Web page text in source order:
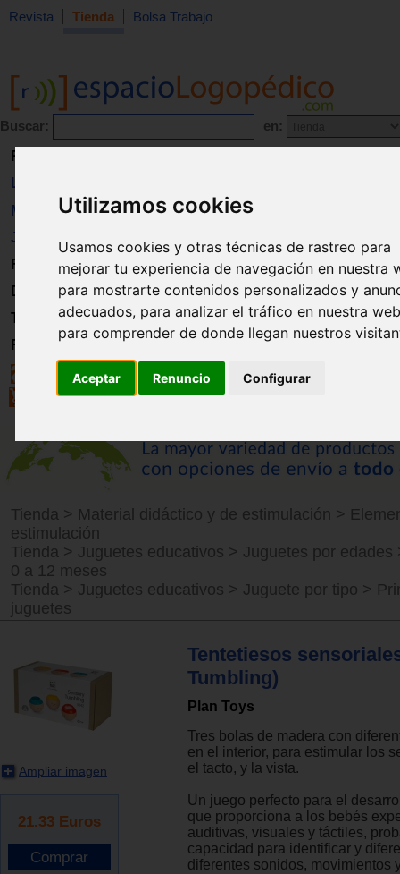
Utilizamos cookies
Usamos cookies y otras técnicas de rastreo para
mejorar tu experiencia de navegación en nuestra
para mostrarte contenidos personalizados y
adecuados, para analizar el tráfico en nuestra
para comprender de donde llegan nuestros
Aceptar Renuncio Configurar
Revista Tienda Bolsa Trabajo
Buscar: en:
Revista
Libros
Material
Juguetes
Formación
Directorio
Trabajo
Registro
Tienda > Material didáctico y de estimulación >
estimulación
Tienda > Juguetes educativos > Juguetes por edades
0 a 12 meses
Tienda > Juguetes educativos > Juguete por tipo >
juguetes
Ampliar imagen
21.33 Euros
Tentetiesos
Tumbling)
Plan Toys
Tres bolas de madera con
en el interior, para estimular los
el tacto, y la vista.
Un juego perfecto para el
que proporciona a los bebés
auditivas, visuales y táctiles,
capacidad para identificar y
diferentes sonidos, movimientos